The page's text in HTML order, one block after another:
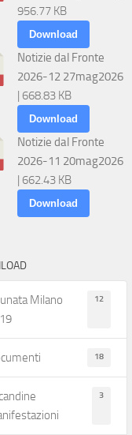
956.77 KB
Download
Notizie dal Fronte
2026-12 27mag2026
| 668.83 KB
Download
Notizie dal Fronte
2026-11 20mag2026
| 662.43 KB
Download
Milano
12
18
3